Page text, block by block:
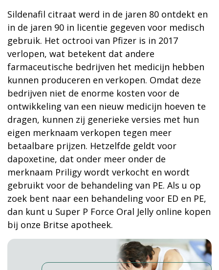
Sildenafil citraat werd in de jaren 80 ontdekt en
in de jaren 90 in licentie gegeven voor medisch
gebruik. Het octrooi van Pfizer is in 2017
verlopen, wat betekent dat andere
farmaceutische bedrijven het medicijn hebben
kunnen produceren en verkopen. Omdat deze
bedrijven niet de enorme kosten voor de
ontwikkeling van een nieuw medicijn hoeven te
dragen, kunnen zij generieke versies met hun
eigen merknaam verkopen tegen meer
betaalbare prijzen. Hetzelfde geldt voor
dapoxetine, dat onder meer onder de
merknaam Priligy wordt verkocht en wordt
gebruikt voor de behandeling van PE. Als u op
zoek bent naar een behandeling voor ED en PE,
dan kunt u Super P Force Oral Jelly online kopen
bij onze Britse apotheek.